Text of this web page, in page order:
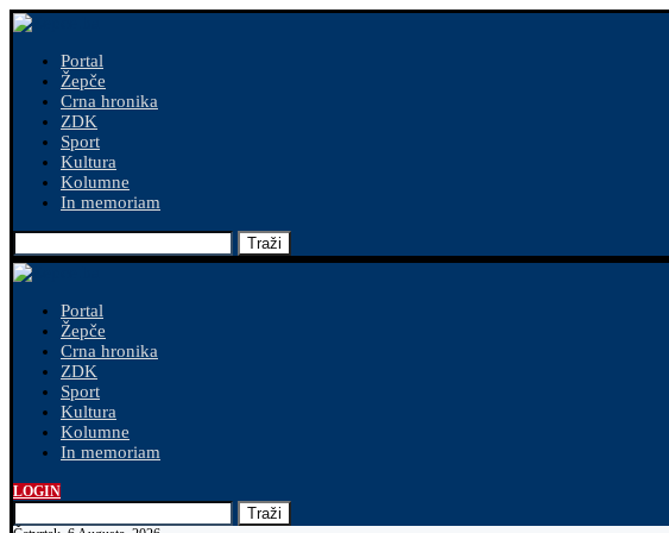
Portal
Žepče
Crna hronika
ZDK
Sport
Kultura
Kolumne
In memoriam
Traži
Portal
Žepče
Crna hronika
ZDK
Sport
Kultura
Kolumne
In memoriam
LOGIN
Traži